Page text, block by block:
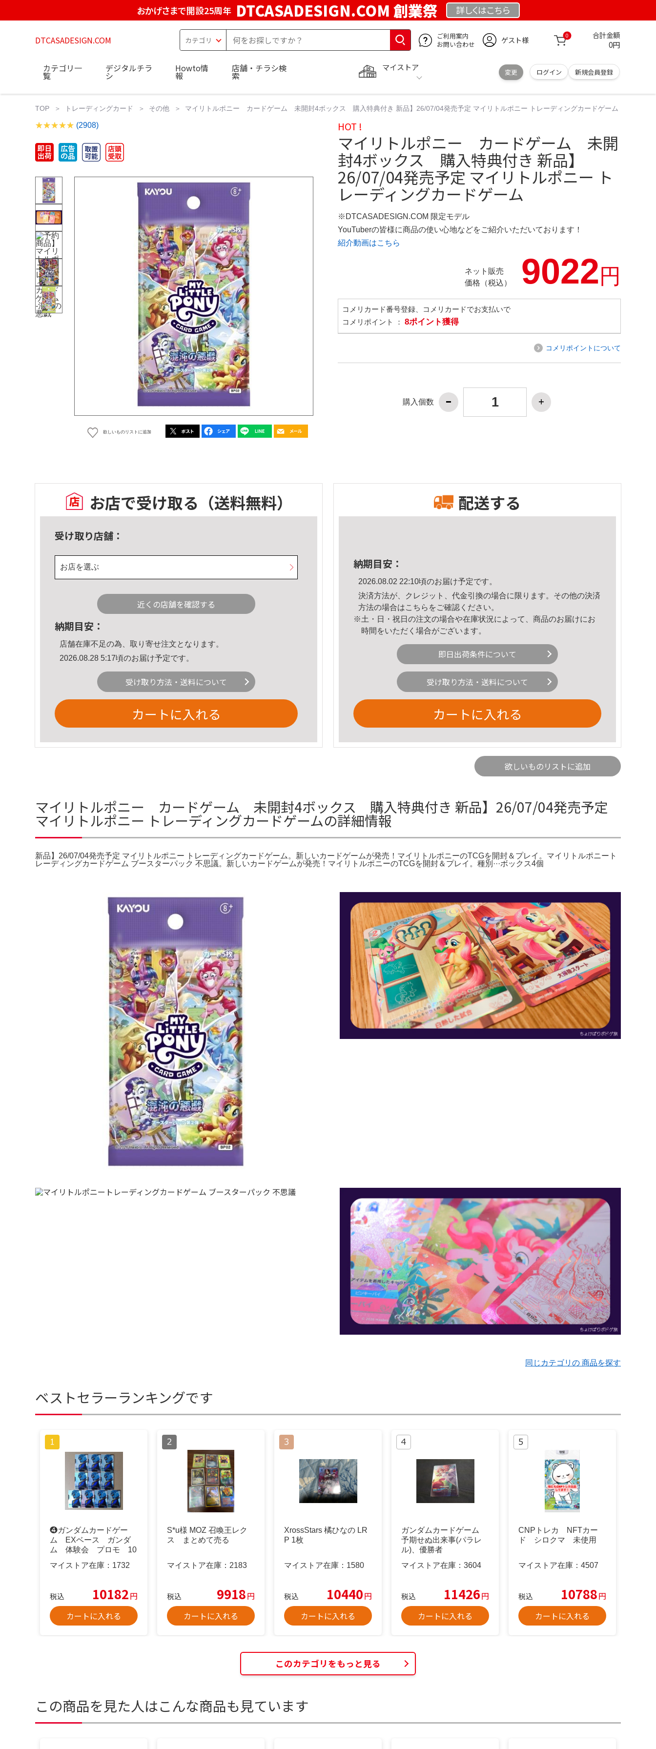
おかげさまで開設25周年 DTCASADESIGN.COM 創業祭 詳しくはこちら
DTCASADESIGN.COM
ご利用案内
お問い合わせ
ゲスト様 0 合計金額
0円
マイストア
変更 ログイン 新規会員登録
カテゴリ一
覧
デジタルチラ
シ
Howto情
報
店舗・チラシ検
索
TOP トレーディングカード その他 マイリトルポニー カードゲーム 未開封4ボックス 購入特典付き 新品】26/07/04発売予定 マイリトルポニー トレーディングカードゲーム
(2908)
欲しいものリストに追加
HOT !
マイリトルポニー カードゲーム 未開
封4ボックス 購入特典付き 新品】
26/07/04発売予定 マイリトルポニー ト
レーディングカードゲーム
※DTCASADESIGN.COM 限定モデル
YouTuberの皆様に商品の使い心地などをご紹介いただいております！
紹介動画はこちら
ネット販売
価格（税込）
9022円
コメリカード番号登録、コメリカードでお支払いで
コメリポイント ： 8ポイント獲得
コメリポイントについて
購入個数
お店で受け取る （送料無料）
受け取り店舗：
お店を選ぶ
近くの店舗を確認する
納期目安：
店舗在庫不足の為、取り寄せ注文となります。
2026.08.28 5:17頃のお届け予定です。
受け取り方法・送料について
カートに入れる
配送する
納期目安：
2026.08.02 22:10頃のお届け予定です。
決済方法が、クレジット、代金引換の場合に限ります。その他の決済
方法の場合はこちら をご確認ください。
※土・日・祝日の注文の場合や在庫状況によって、商品のお届けにお
時間をいただく場合がございます。
即日出荷条件について
受け取り方法・送料について
カートに入れる
欲しいものリストに追加
マイリトルポニー カードゲーム 未開封4ボックス 購入特典付き 新品】26/07/04発売予定
マイリトルポニー トレーディングカードゲームの詳細情報
新品】26/07/04発売予定 マイリトルポニー トレーディングカードゲーム。新しいカードゲームが発売！マイリトルポニーのTCGを開封＆プレイ。マイリトルポニート
レーディングカードゲーム ブースターパック 不思議。新しいカードゲームが発売！マイリトルポニーのTCGを開封＆プレイ。種別···ボックス4個
同じカテゴリの 商品を探す
ベストセラーランキングです
❹ガンダムカードゲー
ム EXベース ガンダ
ム 体験会 プロモ 10
マイストア在庫： 1732
税込 10182円
カートに入れる
S*u様 MOZ 召喚王レク
ス まとめて売る
マイストア在庫： 2183
税込 9918円
カートに入れる
XrossStars 橘ひなの LR
P 1枚
マイストア在庫： 1580
税込 10440円
カートに入れる
ガンダムカードゲーム
予期せぬ出来事(パラレ
ル)、優勝者
マイストア在庫： 3604
税込 11426円
カートに入れる
CNPトレカ NFTカー
ド シロクマ 未使用
マイストア在庫： 4507
税込 10788円
カートに入れる
このカテゴリをもっと見る
この商品を見た人はこんな商品も見ています